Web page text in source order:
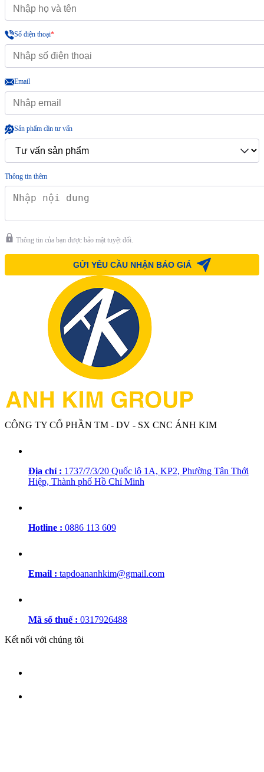
Số điện thoại*
Email
Sản phẩm cần tư vấn
Thông tin thêm
Thông tin của bạn được bảo mật tuyệt đối.
CÔNG TY CỔ PHẦN TM - DV - SX CNC ÁNH KIM
Địa chỉ : 1737/7/3/20 Quốc lộ 1A, KP2, Phường Tân Thới
Hiệp, Thành phố Hồ Chí Minh
Hotline : 0886 113 609
Email : tapdoananhkim@gmail.com
Mã số thuế : 0317926488
Kết nối với chúng tôi